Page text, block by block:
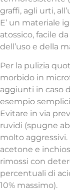
graffi, agli urti,
E’ un materiale
atossico, facile
dell’uso e della
Per la pulizia
morbido in
aggiunti in caso
esempio
Evitare in via
ruvidi (spugne
molto
acetone e
rimossi con
percentuali di
10% massimo).